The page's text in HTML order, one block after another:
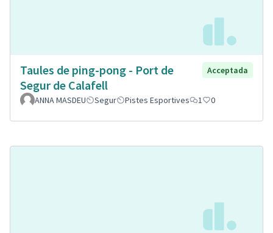
Taules de ping-pong - Port de
Segur de Calafell
Acceptada
ANNA MASDEU Segur Pistes Esportives 1 0